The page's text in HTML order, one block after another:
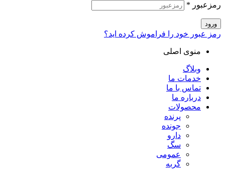
رمزعبور *
ورود
رمز عبور خود را فراموش کرده اید؟
منوی اصلی
وبلاگ
خدمات ما
تماس با ما
درباره ما
محصولات
پرنده
جونده
دارو
سگ
عمومی
گربه